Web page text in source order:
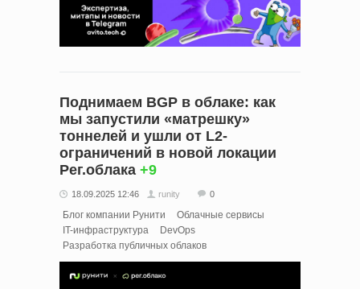
Поднимаем BGP в облаке: как
мы запустили «матрешку»
тоннелей и ушли от L2-
ограничений в новой локации
Рег.облака +9
18.09.2025 12:46 runity 0
Блог компании Рунити
Облачные сервисы
IT-инфраструктура
DevOps
Разработка публичных облаков